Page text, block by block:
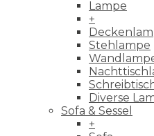
Lampe
+
Stehlampe
Diverse
Sofa & Sessel
+